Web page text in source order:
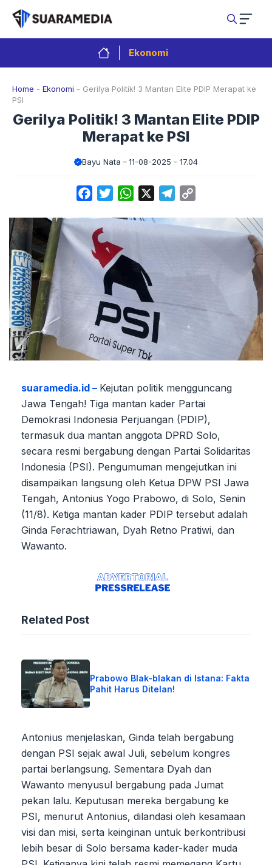
Langsung
isi
Ekonomi
Home - Ekonomi - Gerilya Politik! 3 Mantan Elite PDIP Merapat ke
PSI
Gerilya Politik! 3 Mantan Elite PDIP
Merapat ke PSI
Bayu Nata 11-08-2025 - 17.04
FacebookTwitterWhatsApp Telegram
suaramedia.id – Kejutan politik mengguncang
Jawa Tengah! Tiga mantan kader Partai
Demokrasi Indonesia Perjuangan (PDIP),
termasuk dua mantan anggota DPRD Solo,
secara resmi bergabung dengan Partai Solidaritas
Indonesia (PSI). Pengumuman mengejutkan ini
disampaikan langsung oleh Ketua DPW PSI Jawa
Tengah, Antonius Yogo Prabowo, di Solo, Senin
(11/8). Ketiga mantan kader PDIP tersebut adalah
Ginda Ferachtriawan, Dyah Retno Pratiwi, dan
Wawanto.
Related Post
Prabowo Blak-blakan di Istana: Fakta
Pahit Harus Ditelan!
Antonius menjelaskan, Ginda telah bergabung
dengan PSI sejak awal Juli, sebelum kongres
partai berlangsung. Sementara Dyah dan
Wawanto menyusul bergabung pada Jumat
pekan lalu. Keputusan mereka bergabung ke
PSI, menurut Antonius, dilandasi oleh kesamaan
visi dan misi, serta keinginan untuk berkontribusi
lebih besar di Solo bersama kader-kader muda